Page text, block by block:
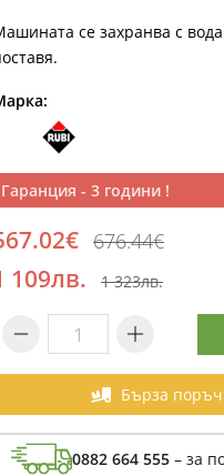
се захранва с
Гаранция - 3 години !
676.44€
109лв. 1 323лв.
Бърза
0882 664 555 – за